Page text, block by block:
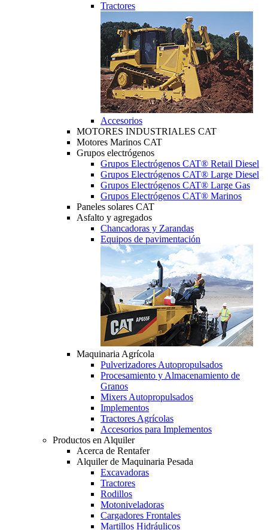
Tractores
Accesorios
MOTORES INDUSTRIALES CAT
Motores Marinos CAT
Grupos electrógenos
Grupos Electrógenos CAT® Retail Diesel
Grupos Electrógenos CAT® Large Diesel
Grupos Electrógenos CAT® Large Gas
Grupos Electrógenos CAT® Marinos
Paneles solares CAT
Asfalto y agregados
Chancadoras y Zarandas
Equipos de pavimentación
Maquinaria Agrícola
Pulverizadores Autopropulsados
Procesamiento y Almacenamiento de
Granos
Mixers Autopropulsados
Implementos
Tractores Agrícolas
Accesorios para Implementos
Productos en Alquiler
Acerca de Rentafer
Alquiler de Maquinaria Pesada
Excavadoras
Tractores
Rodillos
Motoniveladoras
Cargadores Frontales
Martillos Hidráulicos